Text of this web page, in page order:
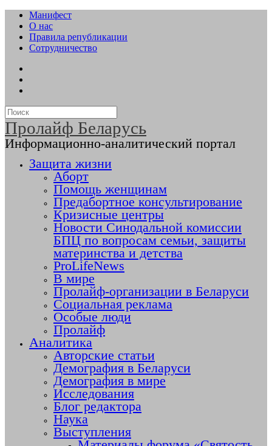
Манифест
О нас
Правила републикации
Сотрудничество
Пролайф Беларусь
Информационно-аналитический портал
Защита жизни
Аборт
Помощь женщинам
Предабортное консультирование
Кризисные центры
Новости Синодальной комиссии
БПЦ по вопросам семьи, защиты
материнства и детства
ProLifeNews
В мире
Пролайф-организации в Беларуси
Социальная реклама
Особые люди
Пролайф
Аналитика
Авторские статьи
Демография в Беларуси
Демография в мире
Исследования
Блог редактора
Наука
Выступления